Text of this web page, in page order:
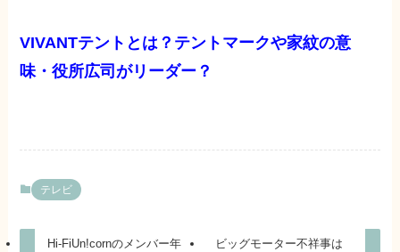
VIVANTテントとは？テントマークや家紋の意
味・役所広司がリーダー？
テレビ
Hi-FiUn!cornのメンバー年
ビッグモーター不祥事は